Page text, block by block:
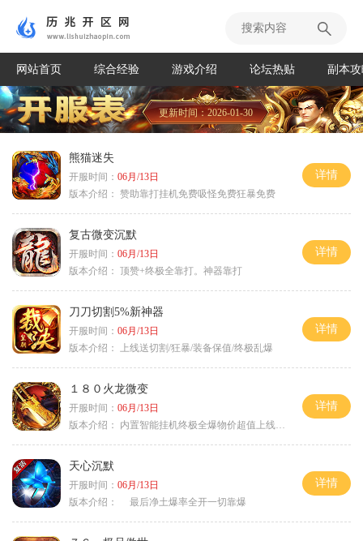
网站首页 综合经验 游戏介绍 论坛热贴 副本
更新时间：2026-01-30
熊猫迷失
开服时间： 06月/13日
版本介绍： 赞助靠打挂机免费吸怪免费狂暴免费
详情
复古微变沉默
开服时间： 06月/13日
版本介绍： 顶赞+终极全靠打。神器靠打
详情
刀刀切割5%新神器
开服时间： 06月/13日
版本介绍：
上线送切割/狂暴/装备保值/终极乱爆
详情
１８０火龙微变
开服时间： 06月/13日
版本介绍：
内置智能挂机终极全爆物价超值上线送神器
详情
天心沉默
开服时间： 06月/13日
版本介绍：
最后净土爆率全开一切靠爆
详情